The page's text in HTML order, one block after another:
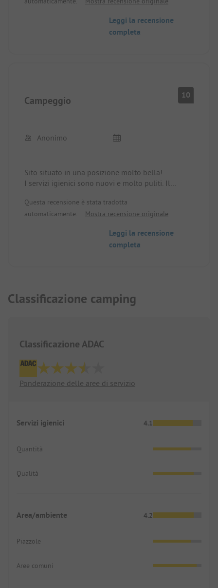
Il sito è ordinato e pulito, con un ristorante, una
necessità. Nelle vicinanze si trovano 2 laghi,
mentre altri 2 sono raggiungibili con un'escursione
Leggi la recensione
completa
Campeggio 10
Anonimo
Sito situato in una posizione molto bella!
I servizi igienici sono nuovi e molto puliti. Il
Questa recensione è stata tradotta
automaticamente.
Mostra recensione originale
Leggi la recensione
completa
Classificazione camping
Classificazione ADAC
Ponderazione delle aree di servizio
Servizi igienici 4.1
Quantità
Qualità
Area/ambiente 4.2
Piazzole
Aree comuni